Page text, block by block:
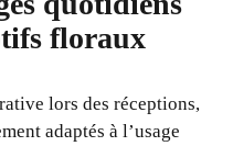
floraux
lors des réceptions,
adaptés à l’usage